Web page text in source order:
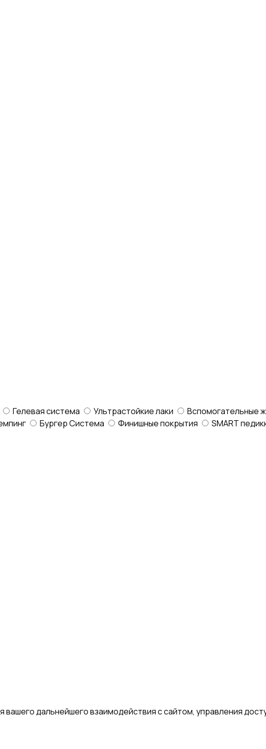
Гелевая система Ультрастойкие лаки Вспомогательные
Бургер Система Финишные покрытия SMART
дальнейшего взаимодействия с сайтом, управления